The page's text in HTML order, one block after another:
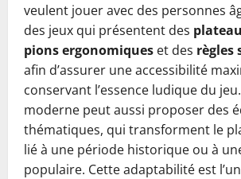
veulent jouer avec des personnes
des jeux qui présentent des
pions ergonomiques et des règles
afin d’assurer une accessibilité
conservant l’essence ludique du
moderne peut aussi proposer des
thématiques, qui transforment le
lié à une période historique ou à
populaire. Cette adaptabilité est